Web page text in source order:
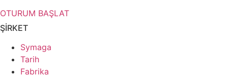
OTURUM BAŞLAT
ŞİRKET
Symaga
Tarih
Fabrika